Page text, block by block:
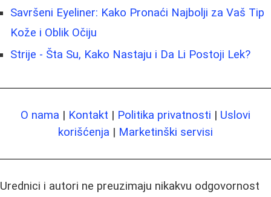
Savršeni Eyeliner: Kako Pronaći Najbolji za Vaš Tip
Kože i Oblik Očiju
Strije - Šta Su, Kako Nastaju i Da Li Postoji Lek?
O nama | Kontakt | Politika privatnosti | Uslovi
korišćenja | Marketinški servisi
Urednici i autori ne preuzimaju nikakvu odgovornost